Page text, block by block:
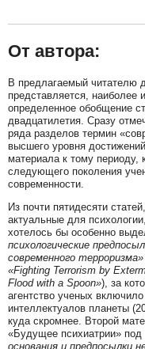
От автора:
В предлагаемый читателю
представляется,
определенное обобщение
двадцатилетия. Сразу
ряда разделов термин
высшего уровня
материала к тому периоду,
следующего поколения
современности.
Из почти пятидесяти
актуальные для
хотелось бы особенно
психологические
современного терроризма»
«Fighting Terrorism by
Flood with a Spoon»), за
агентство ученых
интеллектуалов планеты
куда скромнее. Второй
«Будущее психиатрии» под
основания и предпосылки